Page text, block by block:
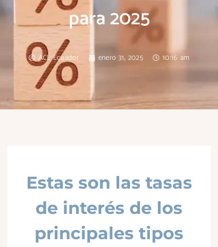
para 2025
ACL Ecuador enero 31, 2025 10:16 am
Estas son las tasas
de interés de los
principales tipos